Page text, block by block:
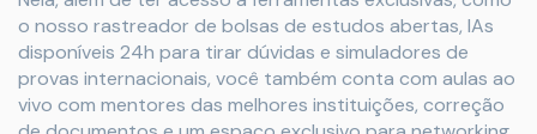
o nosso rastreador de bolsas de estudos abertas, IAs
disponíveis 24h para tirar dúvidas e simuladores de
provas internacionais, você também conta com aulas ao
vivo com mentores das melhores instituições, correção